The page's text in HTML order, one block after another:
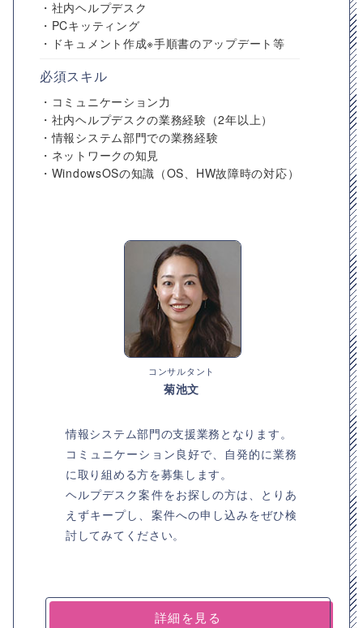
・社内ヘルプデスク
・PCキッティング
・ドキュメント作成※手順書のアップデート等
必須スキル
・コミュニケーション力
・社内ヘルプデスクの業務経験（2年以上）
・情報システム部門での業務経験
・ネットワークの知見
・WindowsOSの知識（OS、HW故障時の対応）
コンサルタント
菊池文
情報システム部門の支援業務となります。
コミュニケーション良好で、自発的に業務
に取り組める方を募集します。
ヘルプデスク案件をお探しの方は、とりあ
えずキープし、案件への申し込みをぜひ検
討してみてください。
詳細を見る